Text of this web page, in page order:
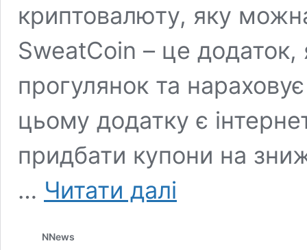
криптовалюту, яку
SweatCoin – це додаток,
прогулянок та
цьому додатку є
придбати купони на
… Читати далі
NNews